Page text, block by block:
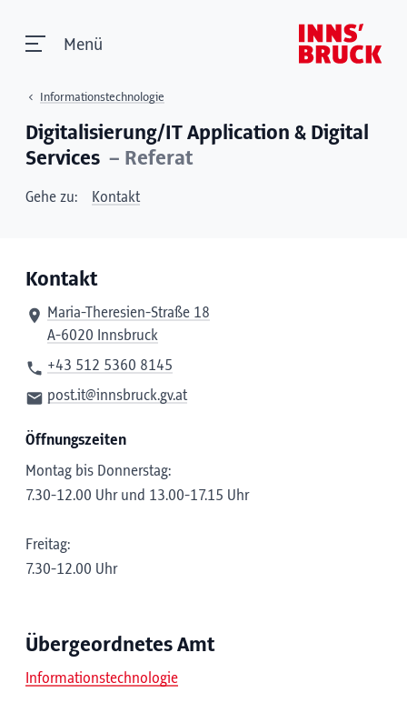
Menü
Informationstechnologie
Digitalisierung/IT Application & Digital
Services – Referat
Gehe zu: Kontakt
Kontakt
Maria-Theresien-Straße 18
A-6020 Innsbruck
+43 512 5360 8145
post.it@innsbruck.gv.at
Öffnungszeiten
Montag bis Donnerstag:
7.30-12.00 Uhr und 13.00-17.15 Uhr
Freitag:
7.30-12.00 Uhr
Übergeordnetes Amt
Informationstechnologie